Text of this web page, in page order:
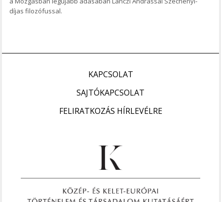
díjas filozófussal.
KAPCSOLAT
SAJTÓKAPCSOLAT
FELIRATKOZÁS HÍRLEVÉLRE